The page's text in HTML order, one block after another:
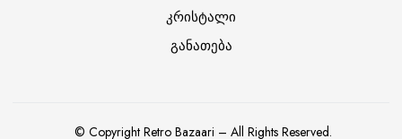
კრისტალი
განათება
© Copyright Retro Bazaari – All Rights Reserved.